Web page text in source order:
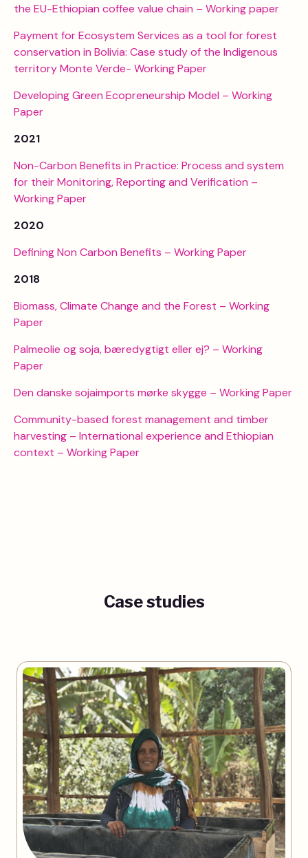
the EU-Ethiopian coffee value chain – Working paper
Payment for Ecosystem Services as a tool for forest
conservation in Bolivia: Case study of the Indigenous
territory Monte Verde- Working Paper
Developing Green Ecopreneurship Model – Working
Paper
2021
Non-Carbon Benefits in Practice: Process and system
for their Monitoring, Reporting and Verification –
Working Paper
2020
Defining Non Carbon Benefits – Working Paper
2018
Biomass, Climate Change and the Forest – Working
Paper
Palmeolie og soja, bæredygtigt eller ej? – Working
Paper
Den danske sojaimports mørke skygge – Working Paper
Community-based forest management and timber
harvesting – International experience and Ethiopian
context – Working Paper
Case studies